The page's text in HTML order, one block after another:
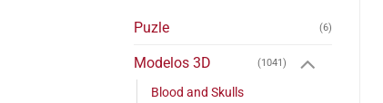
Puzle (6)
Modelos 3D (1041)
Blood and Skulls